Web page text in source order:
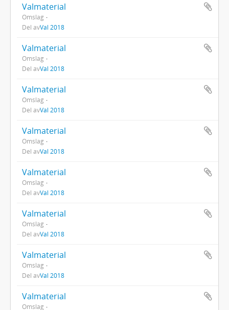
Valmaterial
Omslag
Del avVal 2018
Valmaterial
Omslag
Del avVal 2018
Valmaterial
Omslag
Del avVal 2018
Valmaterial
Omslag
Del avVal 2018
Valmaterial
Omslag
Del avVal 2018
Valmaterial
Omslag
Del avVal 2018
Valmaterial
Omslag
Del avVal 2018
Valmaterial
Omslag